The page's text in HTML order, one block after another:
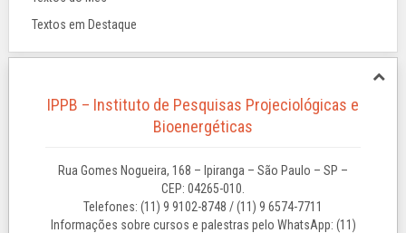
Textos em Destaque
IPPB – Instituto de Pesquisas Projeciológicas e
Bioenergéticas
Rua Gomes Nogueira, 168 – Ipiranga – São Paulo – SP –
CEP: 04265-010.
Telefones: (11) 9 9102-8748 / (11) 9 6574-7711
Informações sobre cursos e palestras pelo WhatsApp: (11)